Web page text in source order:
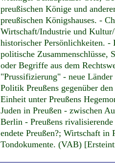
preußischen Könige und
preußischen Königshauses. -
Wirtschaft/Industrie und
historischer Persönlichkeiten.
politische Zusammenschlüsse,
oder Begriffe aus dem
"Prussifizierung" - neue
Politik Preußens gegenüber
Einheit unter Preußens
Juden in Preußen - zwischen
Berlin - Preußens
endete Preußen?; Wirtschaft
Tondokumente. (VAB)